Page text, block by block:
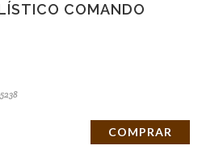
COMANDO
COMPRAR